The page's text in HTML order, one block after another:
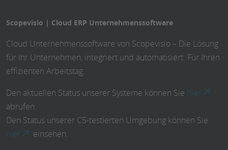
Scopevisio | Cloud ERP Unternehmenssoftware
Cloud Unternehmenssoftware von Scopevisio – Die Lösung
für Ihr Unternehmen, integriert und automatisiert. Für Ihren
effizienten Arbeitstag.
Den aktuellen Status unserer Systeme können Sie hier
abrufen.
Den Status unserer C5-testierten Umgebung können Sie
hier
einsehen.